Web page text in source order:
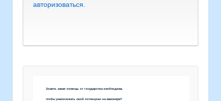
авторизоваться
Знаете, какая помощь от государства необходима,
чтобы реализовать свой потенциал на максимум?